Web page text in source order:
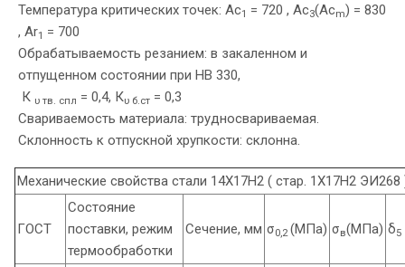
Температура критических точек: Ac1 = 720 , Ac3(Acm) = 830
, Ar1 = 700
Обрабатываемость резанием: в закаленном и
отпущенном состоянии при HB 330,
К υ тв. спл = 0,4, Кυ б.ст = 0,3
Свариваемость материала: трудносвариваемая.
Склонность к отпускной хрупкости: склонна.
Механические свойства стали 14Х17Н2 ( стар. 1Х17Н2
ГОСТ
Состояние
поставки, режим
термообработки
Сечение, мм σ0,2(МПа) σв(МПа) δ5